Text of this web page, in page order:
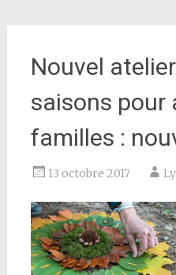
Nouvel
saisons pour
familles :
13 octobre 2017